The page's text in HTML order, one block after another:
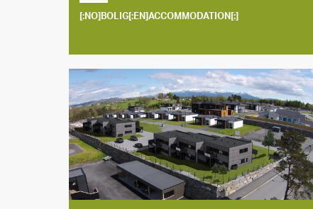
[:NO]BOLIG[:EN]ACCOMMODATION[:]